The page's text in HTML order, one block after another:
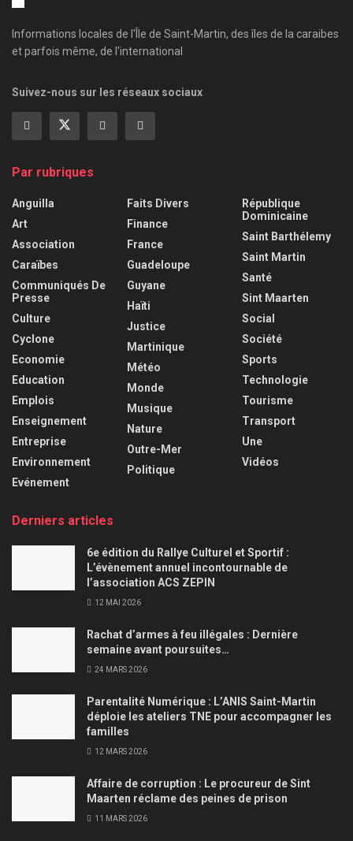
Informations locales de l'Île de Saint-Martin, des îles de la caraibes
et parfois même, de l'international
Suivez-nous sur les réseaux sociaux
Par rubriques
Anguilla
Art
Association
Caraïbes
Communiqués De
Presse
Culture
Cyclone
Economie
Education
Emplois
Enseignement
Entreprise
Environnement
Evénement
Faits Divers
Finance
France
Guadeloupe
Guyane
Haïti
Justice
Martinique
Météo
Monde
Musique
Nature
Outre-Mer
Politique
République
Dominicaine
Saint Barthélemy
Saint Martin
Santé
Sint Maarten
Social
Société
Sports
Technologie
Tourisme
Transport
Une
Vidéos
Derniers articles
6e édition du Rallye Culturel et Sportif :
L’évènement annuel incontournable de
l’association ACS ZEPIN
12 MAI 2026
Rachat d’armes à feu illégales : Dernière
semaine avant poursuites…
24 MARS 2026
Parentalité Numérique : L’ANIS Saint-Martin
déploie les ateliers TNE pour accompagner les
familles
12 MARS 2026
Affaire de corruption : Le procureur de Sint
Maarten réclame des peines de prison
11 MARS 2026